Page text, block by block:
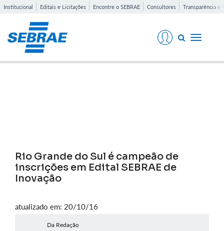
Institucional Editais e Licitações Encontre o SEBRAE Consultores Transparência e
Toggle
Rio Grande do Sul é campeão de
inscrições em Edital SEBRAE de
Inovação
atualizado em: 20/10/16
Da Redação